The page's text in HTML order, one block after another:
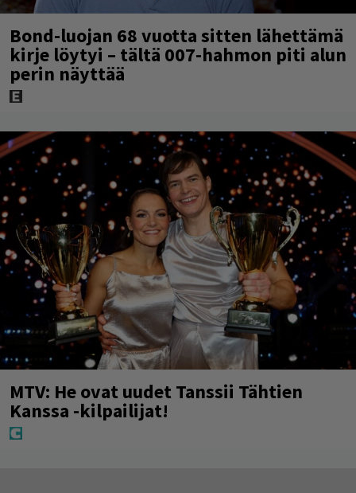
Bond-luojan 68 vuotta sitten lähettämä
kirje löytyi – tältä 007-hahmon piti alun
perin näyttää
MTV: He ovat uudet Tanssii Tähtien
Kanssa -kilpailijat!